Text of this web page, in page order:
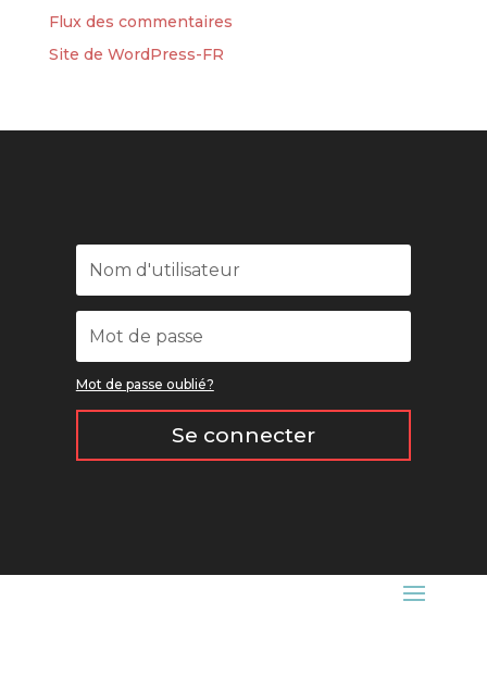
Flux des commentaires
Site de WordPress-FR
Mot de passe oublié?
Se connecter